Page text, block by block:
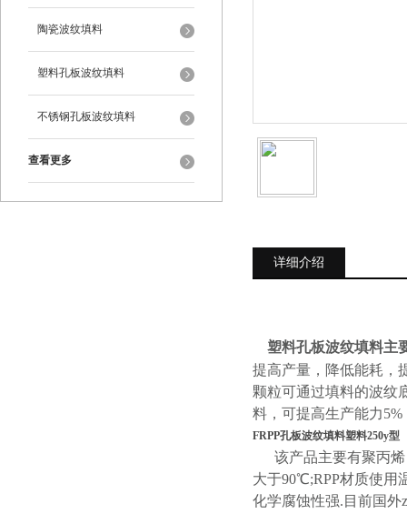
陶瓷波纹填料
塑料孔板波纹填料
不锈钢孔板波纹填料
查看更多
详细介绍
塑料孔板波纹填料主
提高产量，降低能耗，
颗粒可通过填料的波纹
料，可提高生产能力
FRPP孔板波纹填料塑料250y型
该产品主要有聚丙烯
大于90℃;RPP材质使用
化学腐蚀性强.目前国外